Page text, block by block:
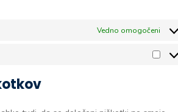
Vedno omogočeni